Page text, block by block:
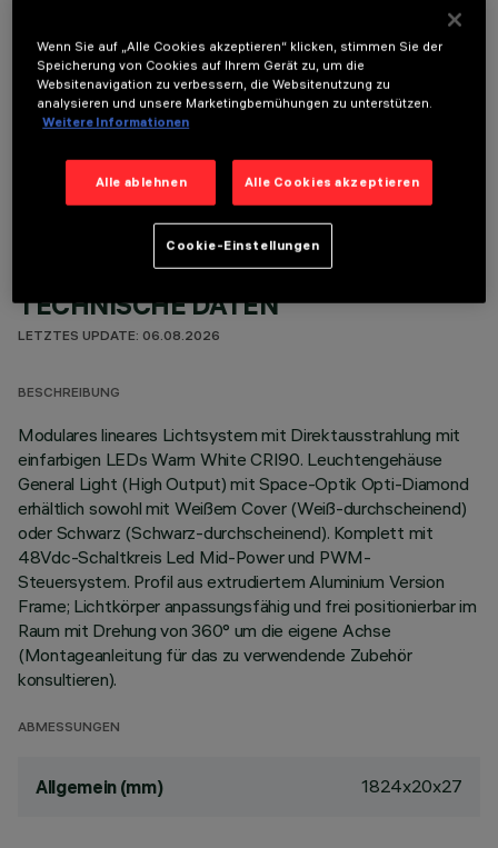
TECHNISCHE DATEN
LETZTES UPDATE: 06.08.2026
BESCHREIBUNG
Modulares lineares Lichtsystem mit Direktausstrahlung mit
einfarbigen LEDs Warm White CRI90. Leuchtengehäuse
General Light (High Output) mit Space-Optik Opti-Diamond
erhältlich sowohl mit Weißem Cover (Weiß-durchscheinend)
oder Schwarz (Schwarz-durchscheinend). Komplett mit
48Vdc-Schaltkreis Led Mid-Power und PWM-
Steuersystem. Profil aus extrudiertem Aluminium Version
Frame; Lichtkörper anpassungsfähig und frei positionierbar im
Raum mit Drehung von 360° um die eigene Achse
(Montageanleitung für das zu verwendende Zubehör
konsultieren).
ABMESSUNGEN
Allgemein (mm) 1824x20x27
Wenn Sie auf „Alle Cookies akzeptieren“ klicken, stimmen Sie der
Speicherung von Cookies auf Ihrem Gerät zu, um die
Websitenavigation zu verbessern, die Websitenutzung zu
analysieren und unsere Marketingbemühungen zu unterstützen.
Weitere Informationen
Alle ablehnen Alle Cookies akzeptieren
Cookie-Einstellungen